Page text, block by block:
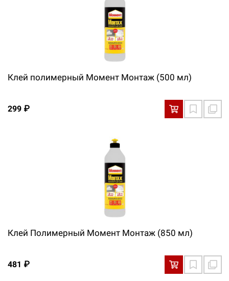
Клей полимерный Момент Монтаж (500 мл)
299 ₽
Клей Полимерный Момент Монтаж (850 мл)
481 ₽